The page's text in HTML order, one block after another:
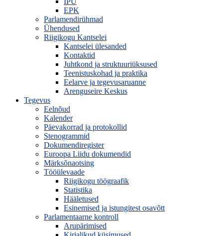
EPK
Parlamendirühmad
Ühendused
Riigikogu Kantselei
Kantselei ülesanded
Kontaktid
Juhtkond ja struktuuriüksused
Teenistuskohad ja praktika
Eelarve ja tegevusaruanne
Arenguseire Keskus
Tegevus
Eelnõud
Kalender
Päevakorrad ja protokollid
Stenogrammid
Dokumendiregister
Euroopa Liidu dokumendid
Märksõnaotsing
Tööülevaade
Riigikogu töögraafik
Statistika
Hääletused
Esinemised ja istungitest osavõtt
Parlamentaarne kontroll
Arupärimised